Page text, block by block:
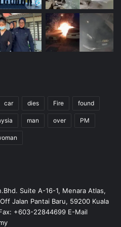
car dies Fire found
man over PM
Suite A-16-1, Menara Atlas,
Jalan Pantai Baru, 59200 Kuala
+603-22844699 E-Mail